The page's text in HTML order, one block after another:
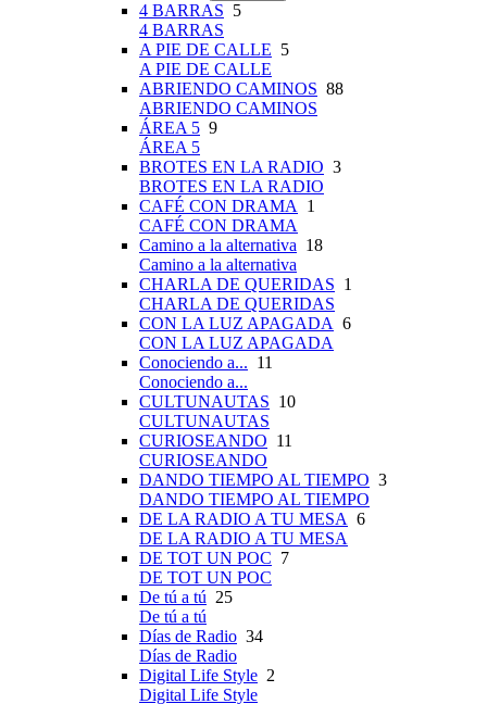
4 BARRAS 5
4 BARRAS
A PIE DE CALLE 5
A PIE DE CALLE
ABRIENDO CAMINOS 88
ABRIENDO CAMINOS
ÁREA 5 9
ÁREA 5
BROTES EN LA RADIO 3
BROTES EN LA RADIO
CAFÉ CON DRAMA
1
CAFÉ CON DRAMA
Camino a la alternativa 18
Camino a la alternativa
CHARLA DE QUERIDAS 1
CHARLA DE QUERIDAS
CON LA LUZ APAGADA 6
CON LA LUZ APAGADA
Conociendo a... 11
Conociendo a...
CULTUNAUTAS 10
CULTUNAUTAS
CURIOSEANDO 11
CURIOSEANDO
DANDO TIEMPO AL TIEMPO 3
DANDO TIEMPO AL TIEMPO
DE LA RADIO A TU MESA 6
DE LA RADIO A TU MESA
DE TOT UN POC 7
DE TOT UN POC
De tú a tú 25
De tú a tú
Días de Radio 34
Días de Radio
Digital Life Style 2
Digital Life Style